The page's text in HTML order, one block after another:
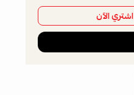
اشتري الآن